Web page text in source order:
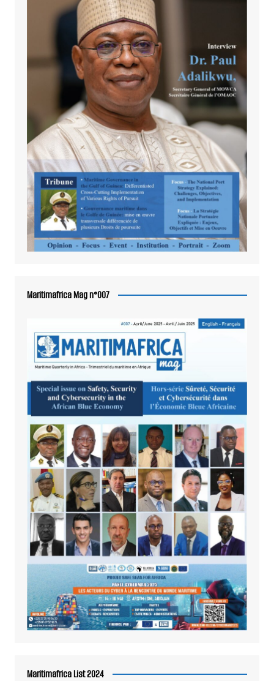
Maritimafrica Mag n°007
Maritimafrica List 2024